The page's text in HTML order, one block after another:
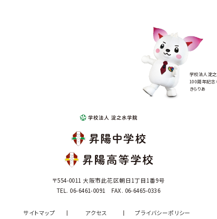
学校法人淀
100周年記念
きらりあ
〒554-0011 大阪市此花区朝日1丁目1番9号
TEL. 06-6461-0091 FAX. 06-6465-0336
サイトマップ アクセス プライバシーポリシー